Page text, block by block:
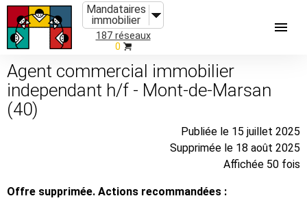
Mandataires
immobilier
187 réseaux
0
Agent commercial immobilier
independant h/f - Mont-de-Marsan
(40)
Publiée le 15 juillet 2025
Supprimée le 18 août 2025
Affichée 50 fois
Offre supprimée. Actions recommandées :